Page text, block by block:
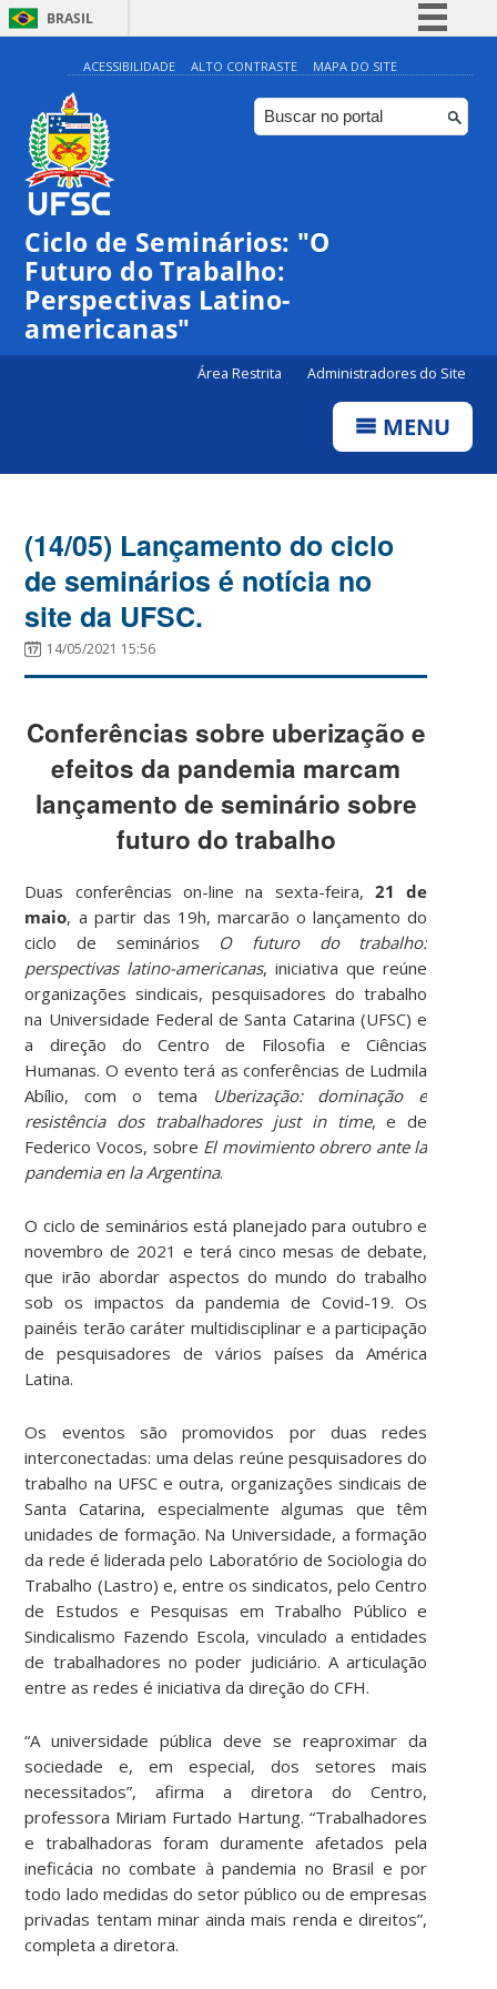
BRASIL
Simplifique!
Comunica BR
Participe
ACESSIBILIDADE ALTO CONTRASTE MAPA DO SITE
Ciclo de Seminários: "O
Futuro do Trabalho:
Perspectivas Latino-
americanas"
Área Restrita Administradores do Site
MENU
(14/05) Lançamento do ciclo
de seminários é notícia no
site da UFSC.
14/05/2021 15:56
Conferências sobre uberização e
efeitos da pandemia marcam
lançamento de seminário sobre
futuro do trabalho
Duas conferências on-line na sexta-feira, 21 de
maio, a partir das 19h, marcarão o lançamento do
ciclo de seminários O futuro do trabalho:
perspectivas latino-americanas, iniciativa que reúne
organizações sindicais, pesquisadores do trabalho
na Universidade Federal de Santa Catarina (UFSC) e
a direção do Centro de Filosofia e Ciências
Humanas. O evento terá as conferências de Ludmila
Abílio, com o tema
Uberização: dominação e
resistência dos trabalhadores just in time, e de
Federico Vocos, sobre El movimiento obrero ante la
pandemia en la Argentina.
O ciclo de seminários está planejado para outubro e
novembro de 2021 e terá cinco mesas de debate,
que irão abordar aspectos do mundo do trabalho
sob os impactos da pandemia de Covid-19. Os
painéis terão caráter multidisciplinar e a participação
de pesquisadores de vários países da América
Latina.
Os eventos são promovidos por duas redes
interconectadas: uma delas reúne pesquisadores do
trabalho na UFSC e outra, organizações sindicais de
Santa Catarina, especialmente algumas que têm
unidades de formação. Na Universidade, a formação
da rede é liderada pelo Laboratório de Sociologia do
Trabalho (Lastro) e, entre os sindicatos, pelo Centro
de Estudos e Pesquisas em Trabalho Público e
Sindicalismo Fazendo Escola, vinculado a entidades
de trabalhadores no poder judiciário. A articulação
entre as redes é iniciativa da direção do CFH.
“A universidade pública deve se reaproximar da
sociedade e, em especial, dos setores mais
necessitados”, afirma a diretora do Centro,
professora Miriam Furtado Hartung. “Trabalhadores
e trabalhadoras foram duramente afetados pela
ineficácia no combate à pandemia no Brasil e por
todo lado medidas do setor público ou de empresas
privadas tentam minar ainda mais renda e direitos”,
completa a diretora.